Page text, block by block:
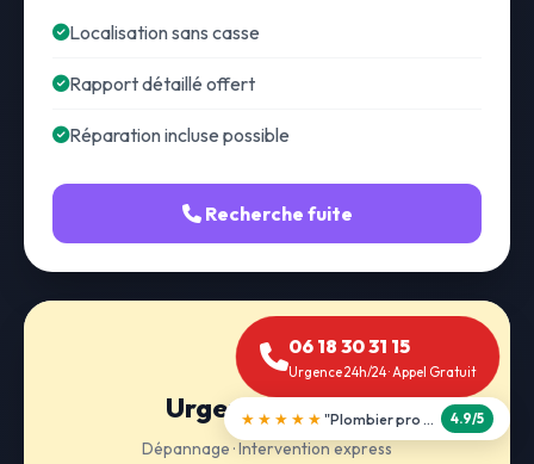
Localisation sans casse
Rapport détaillé offert
Réparation incluse possible
Recherche fuite
Urgence 24h/24
Dépannage · Intervention express
06 18 30 31 15
Urgence 24h/24 · Appel Gratuit
★★★★★ "Débouchage WC en 30 min" 5.0/5